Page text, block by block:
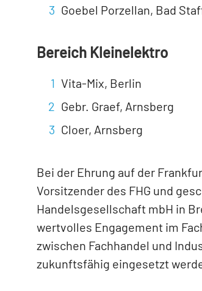
Goebel Porzellan, Bad
Bereich Kleinelektro
Vita-Mix, Berlin
Gebr. Graef, Arnsberg
Cloer, Arnsberg
Bei der Ehrung auf der
Vorsitzender des FHG und
Handelsgesellschaft mbH in
wertvolles Engagement im
zwischen Fachhandel und
zukunftsfähig eingesetzt